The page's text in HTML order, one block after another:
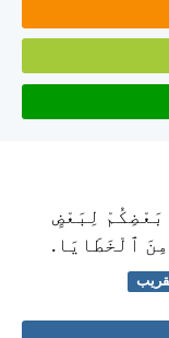
بَعْضِكُمْ لِبَعْضٍ
ٱلْخَطَايَا.